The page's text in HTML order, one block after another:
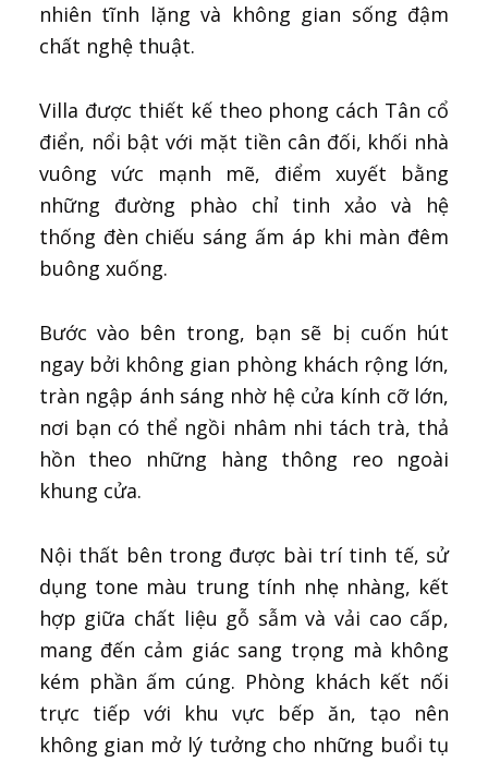
nhiên tĩnh lặng và không gian sống đậm
chất nghệ thuật.
Villa được thiết kế theo phong cách Tân cổ
điển, nổi bật với mặt tiền cân đối, khối nhà
vuông vức mạnh mẽ, điểm xuyết bằng
những đường phào chỉ tinh xảo và hệ
thống đèn chiếu sáng ấm áp khi màn đêm
buông xuống.
Bước vào bên trong, bạn sẽ bị cuốn hút
ngay bởi không gian phòng khách rộng lớn,
tràn ngập ánh sáng nhờ hệ cửa kính cỡ lớn,
nơi bạn có thể ngồi nhâm nhi tách trà, thả
hồn theo những hàng thông reo ngoài
khung cửa.
Nội thất bên trong được bài trí tinh tế, sử
dụng tone màu trung tính nhẹ nhàng, kết
hợp giữa chất liệu gỗ sẫm và vải cao cấp,
mang đến cảm giác sang trọng mà không
kém phần ấm cúng. Phòng khách kết nối
trực tiếp với khu vực bếp ăn, tạo nên
không gian mở lý tưởng cho những buổi tụ